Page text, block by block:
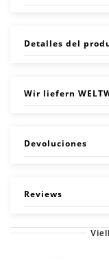
Detalles del
Wir liefern
Devoluciones
Reviews